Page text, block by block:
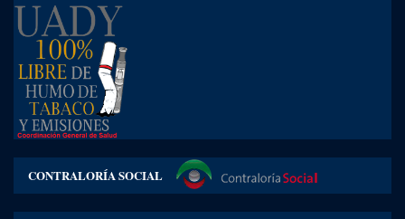
CONTRALORÍA SOCIAL